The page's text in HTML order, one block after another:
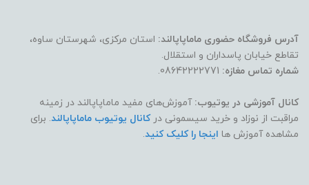
آدرس فروشگاه حضوری ماماپاپالند: استان مرکزی، شهرستان ساوه،
تقاطع خیابان پاسداران و استقلال.
شماره تماس مغازه:
کانال آموزشی در یوتیوب: آموزش‌های مفید ماماپاپالند در زمینه
مراقبت از نوزاد و خرید سیسمونی درکانال یوتیوب ماماپاپالند. برای
مشاهده آموزش ها اینجا را کلیک کنید.